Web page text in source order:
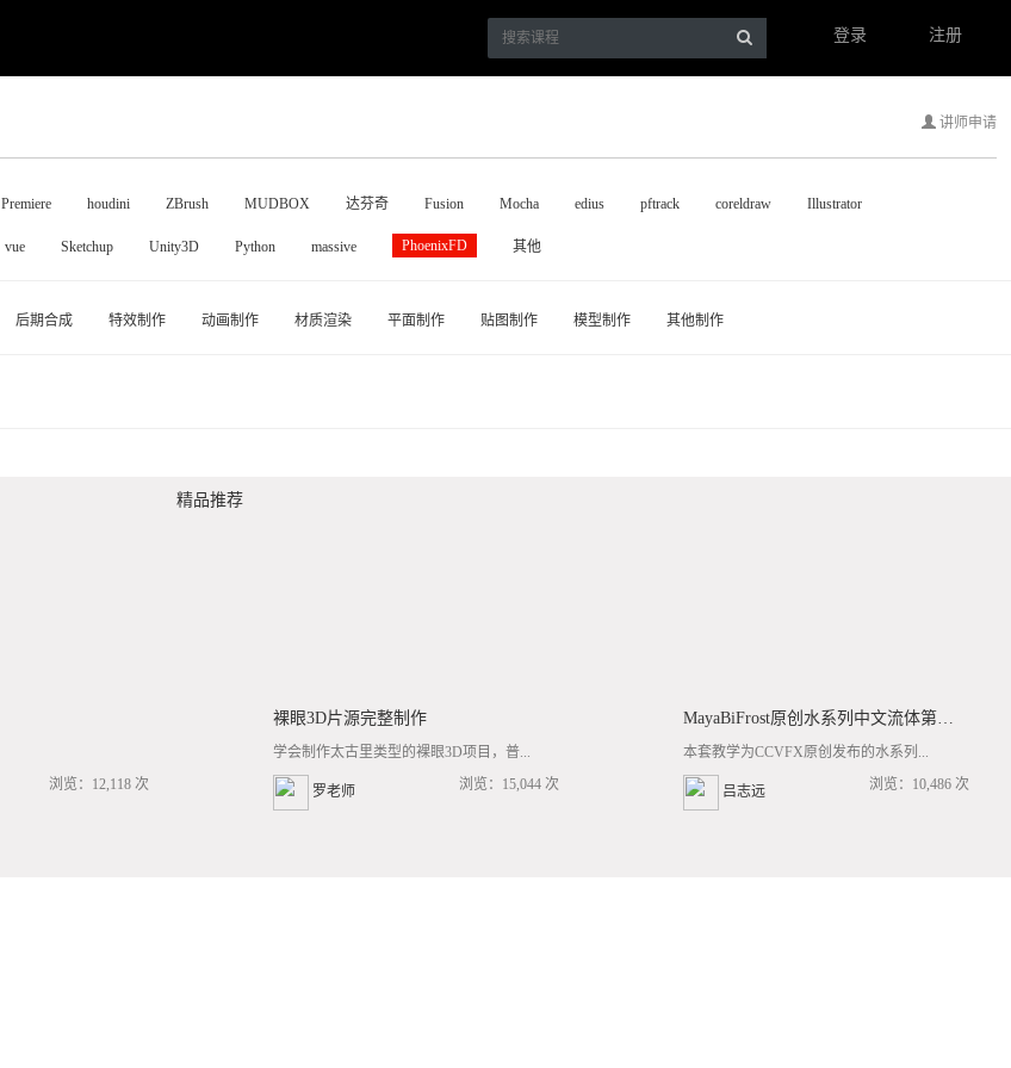
登录 注册
讲师申请
Premiere houdini ZBrush MUDBOX 达芬奇 Fusion Mocha edius pftrack coreldraw Illustrator
vue Sketchup Unity3D Python massive PhoenixFD 其他
后期合成 特效制作 动画制作 材质渲染 平面制作 贴图制作 模型制作 其他制作
精品推荐
浏览：12,118 次
裸眼3D片源完整制作
学会制作太古里类型的裸眼3D项目，普...
罗老师 浏览：15,044 次
MayaBiFrost原创水系列中文流体第三套BF基础/高阶案例全流程教学
本套教学为CCVFX原创发布的水系列...
吕志远 浏览：10,486 次